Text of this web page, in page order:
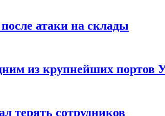
атаки на склады
из крупнейших портов
терять сотрудников